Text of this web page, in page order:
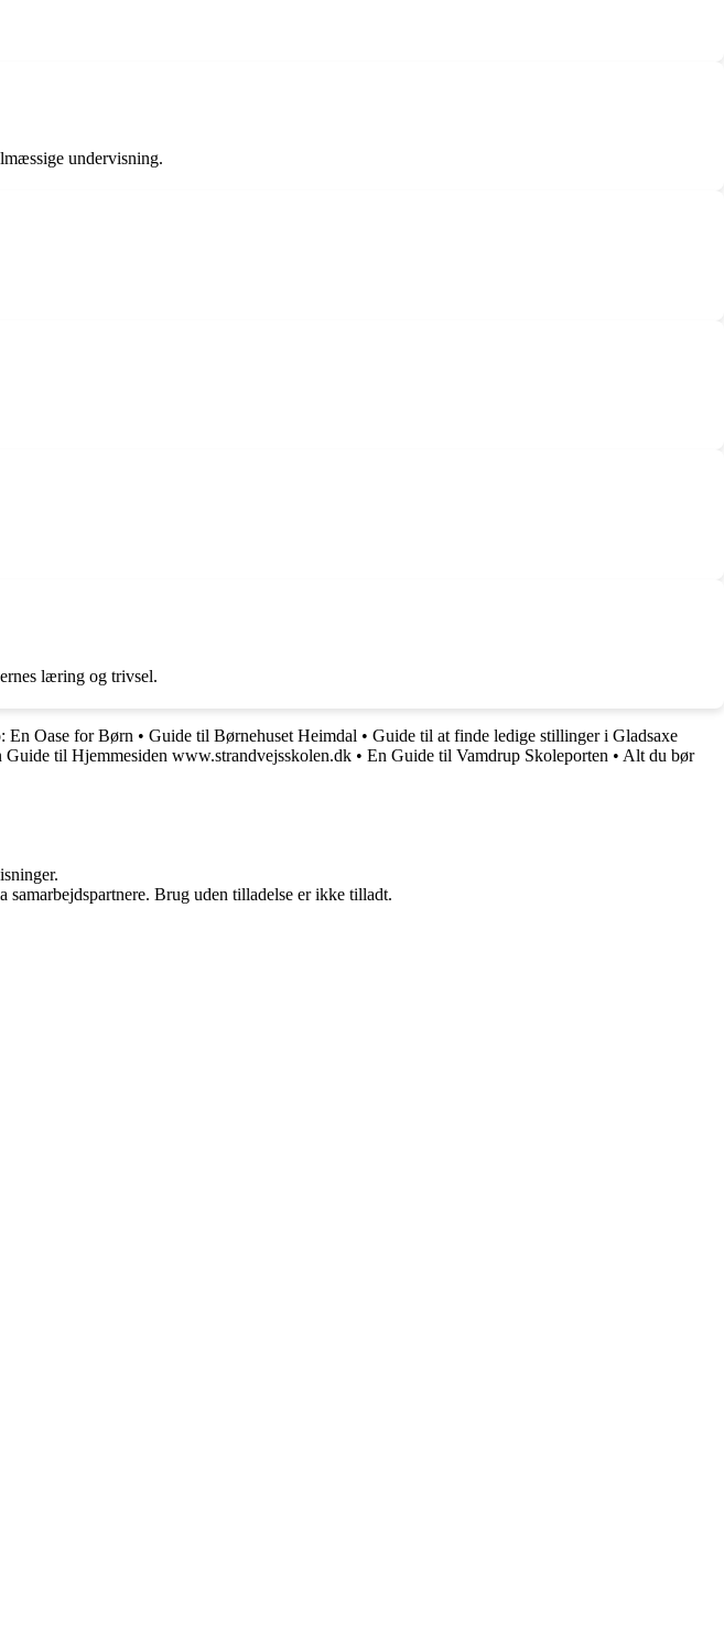
undervisning.
læring og trivsel.
En Oase for Børn • Guide til Børnehuset Heimdal • Guide til at finde ledige stillinger i Gladsaxe
til Hjemmesiden www.strandvejsskolen.dk • En Guide til Vamdrup Skoleporten • Alt du bør
Brug uden tilladelse er ikke tilladt.